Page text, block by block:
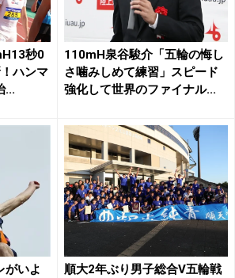
秒0
ハンマ
...
110mH泉谷駿介「五輪の悔し
さ噛みしめて練習」スピード
強化して世界のファイナル...
がいよ
順大2年ぶり男子総合V五輪戦